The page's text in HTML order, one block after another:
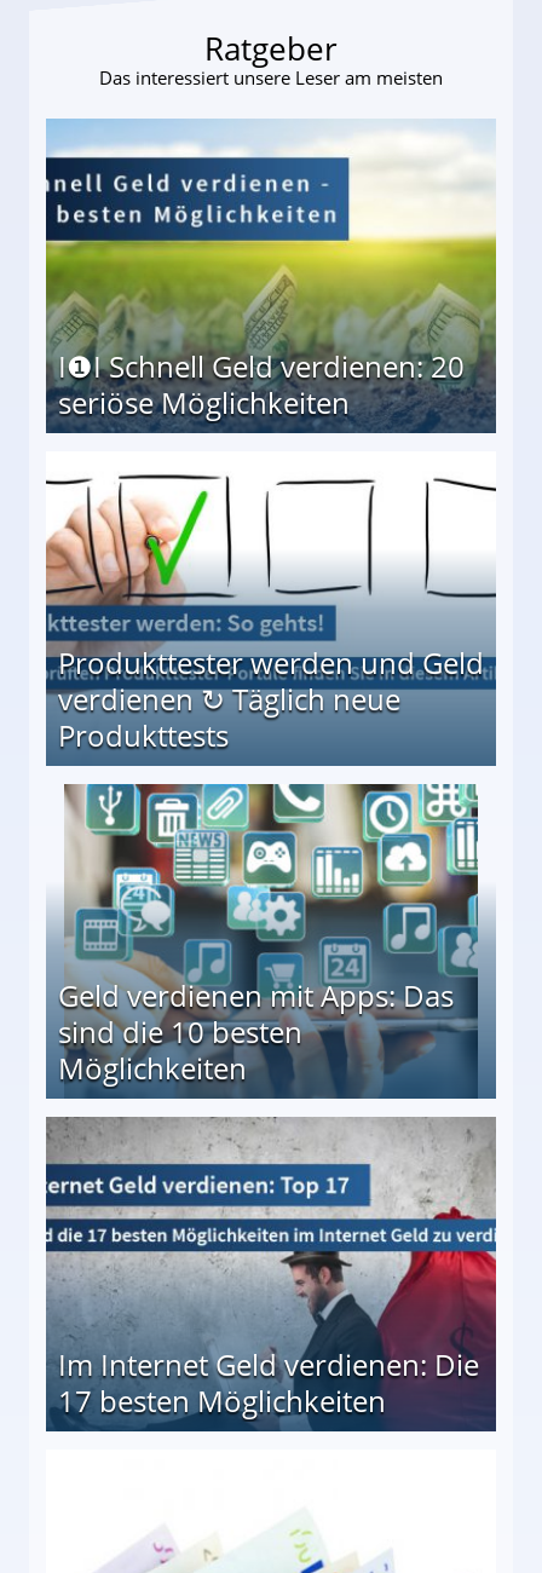
Ratgeber
Das interessiert unsere Leser am meisten
I❶I Schnell Geld verdienen: 20
seriöse Möglichkeiten
Produkttester werden und Geld
verdienen ↻ Täglich neue
Produkttests
↻ Täglich neue Produkttests
Geld verdienen mit Apps: Das
sind die 10 besten
Möglichkeiten
besten Möglichkeiten
Im Internet Geld verdienen: Die
17 besten Möglichkeiten